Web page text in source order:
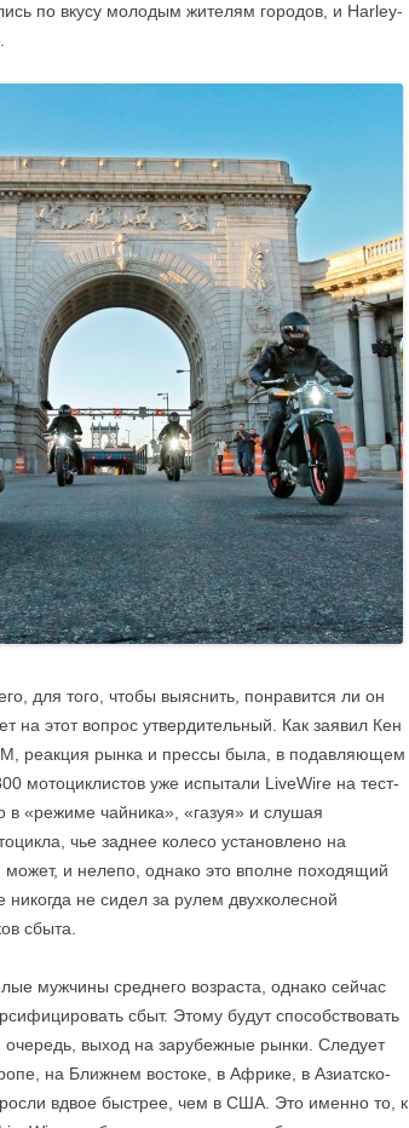
по вкусу молодым жителям городов, и Harley-
для того, чтобы выяснить, понравится ли он
на этот вопрос утвердительный. Как заявил Кен
реакция рынка и прессы была, в подавляющем
мотоциклистов уже испытали LiveWire на тест-
«режиме чайника», «газуя» и слушая
чье заднее колесо установлено на
и нелепо, однако это вполне походящий
не сидел за рулем двухколесной
сбыта.
мужчины среднего возраста, однако сейчас
сбыт. Этому будут способствовать
выход на зарубежные рынки. Следует
на Ближнем востоке, в Африке, в Азиатско-
вдвое быстрее, чем в США. Это именно то, к